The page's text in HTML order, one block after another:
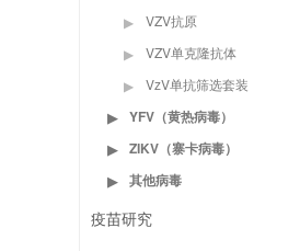
▶
VZV抗原
▶
VZV单克隆抗体
▶
VzV单抗筛选套装
▶
YFV（黄热病毒）
▶
ZIKV（寨卡病毒）
▶
其他病毒
疫苗研究